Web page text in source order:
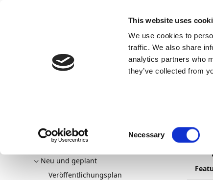
This website uses
We use cookies to
traffic. We also share
analytics partners who
they’ve collected from
Necessary
AppSource
Dieser Inhalt ist in Ihrer Sprache nicht
Neu und geplant
Veröffentlichungsplan